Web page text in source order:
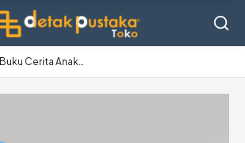
Buku Cerita Anak…